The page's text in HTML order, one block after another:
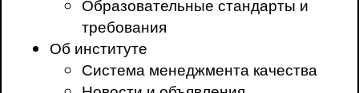
требования
Об институте
Система менеджмента качества